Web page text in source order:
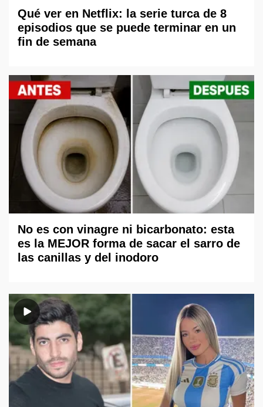
Qué ver en Netflix: la serie turca de 8
episodios que se puede terminar en un
fin de semana
No es con vinagre ni bicarbonato: esta
es la MEJOR forma de sacar el sarro de
las canillas y del inodoro